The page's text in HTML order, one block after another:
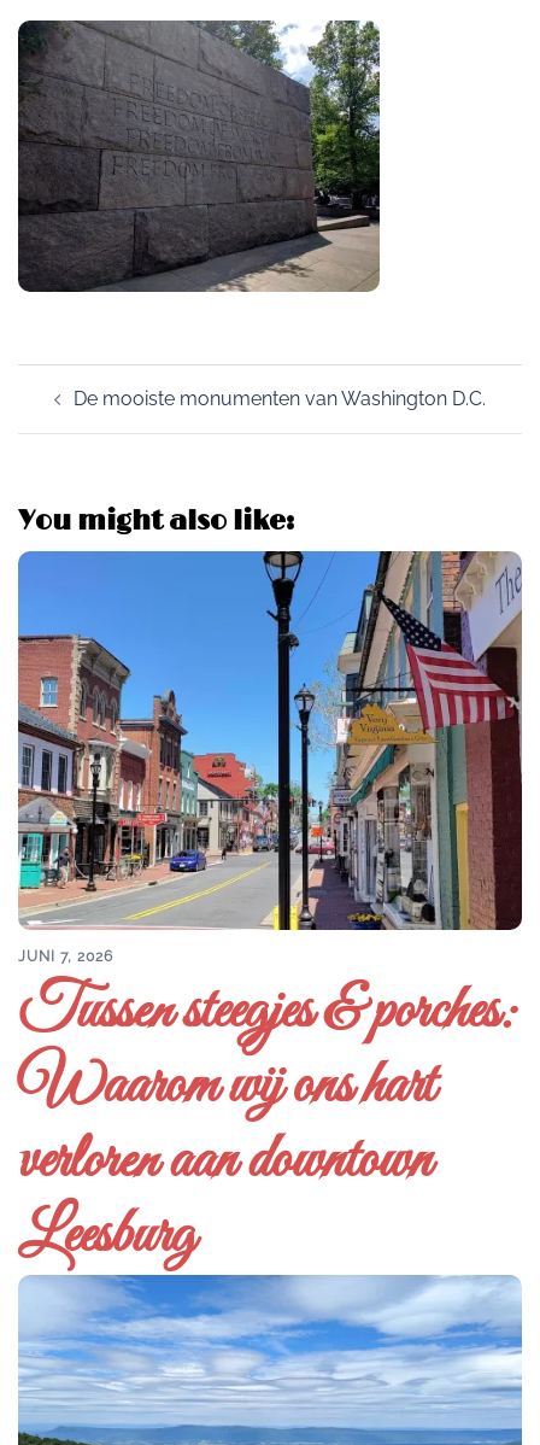
Post
navigation
De mooiste monumenten van Washington D.C.
You might also like:
JUNI 7, 2026
Tussen steegjes & porches:
Waarom wij ons hart
verloren aan downtown
Leesburg